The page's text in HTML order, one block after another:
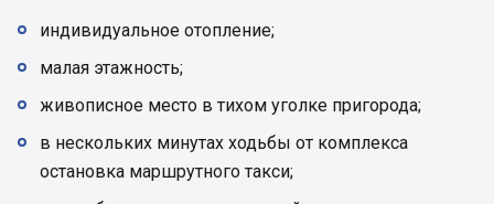
индивидуальное отопление;
малая этажность;
живописное место в тихом уголке пригорода;
в нескольких минутах ходьбы от комплекса
остановка маршрутного такси;